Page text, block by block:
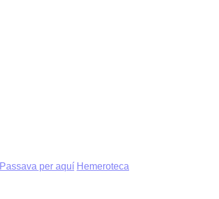
Passava per aquí Hemeroteca